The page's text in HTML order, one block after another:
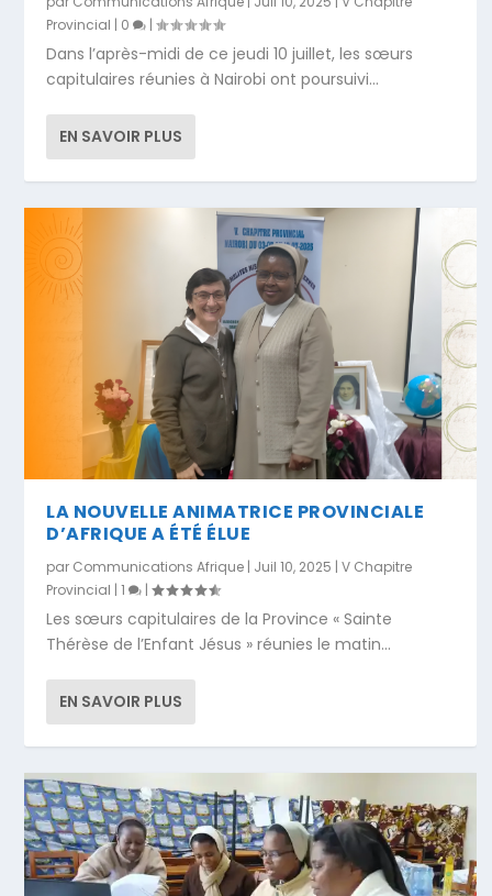
Provincial | 0 |
Dans l’après-midi de ce jeudi 10 juillet, les sœurs
capitulaires réunies à Nairobi ont poursuivi...
EN SAVOIR PLUS
LA NOUVELLE ANIMATRICE PROVINCIALE
D’AFRIQUE A ÉTÉ ÉLUE
par Communications Afrique | Juil 10, 2025 |V Chapitre
Provincial |1 |
Les sœurs capitulaires de la Province « Sainte
Thérèse de l’Enfant Jésus » réunies le matin...
EN SAVOIR PLUS